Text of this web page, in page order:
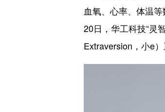
血氧、心率、体温
20日，华工科技“灵
Extraversion，小e）